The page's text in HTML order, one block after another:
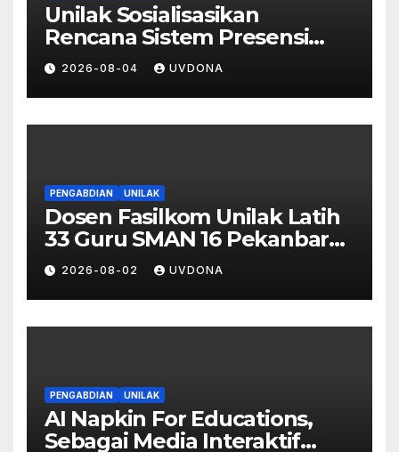
Unilak Sosialisasikan
Rencana Sistem Presensi
Digital Berbasis Pengenalan
Wajah di SMA Negeri 1
Kateman
2026-08-04 UVDONA
PENGABDIAN UNILAK
Dosen Fasilkom Unilak Latih
33 Guru SMAN 16 Pekanbaru
Gelar Ujian Digital Berbasis
Kecerdasan Buatan
2026-08-02 UVDONA
PENGABDIAN UNILAK
AI Napkin For Educations,
Sebagai Media Interaktif